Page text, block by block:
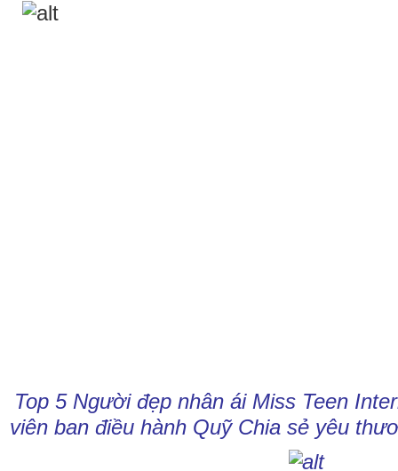
Top 5 Người đẹp nhân ái Miss Teen
viên ban điều hành Quỹ Chia sẻ yêu